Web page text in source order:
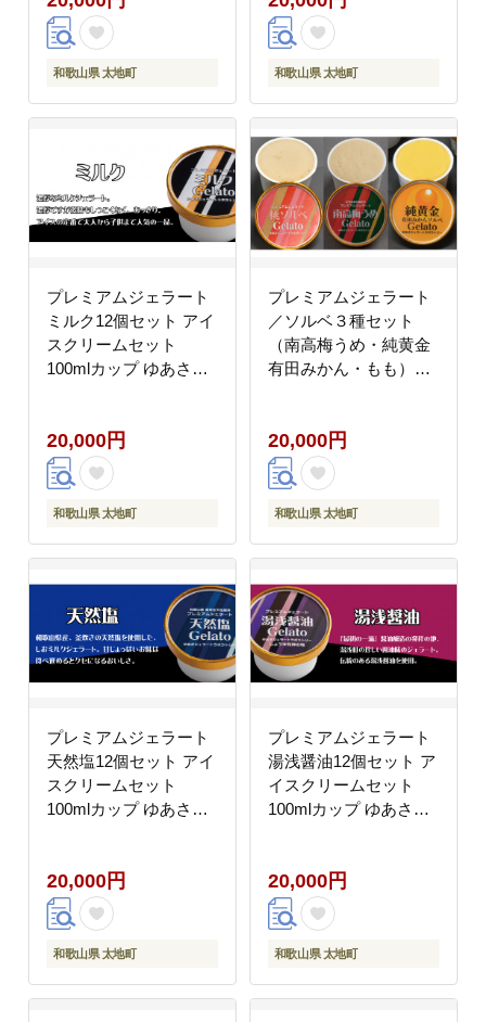
和歌山県 太地町
【ntbt702】
和歌山県 太地町
プレミアムジェラート
ミルク12個セット アイ
スクリームセット
100mlカップ ゆあさジ
20,000円
和歌山県 太地町
プレミアムジェラート
／ソルベ３種セット
（南高梅うめ・純黄金
有田みかん・もも）／
100ml／ゆあさジェラ
ートラボラトリー 紀伊
国屋文左衛門本舗
【ntbt704】
20,000円
和歌山県 太地町
プレミアムジェラート
天然塩12個セット アイ
スクリームセット
100mlカップ ゆあさジ
20,000円
和歌山県 太地町
プレミアムジェラート
湯浅醤油12個セット ア
イスクリームセット
100mlカップ ゆあさジ
20,000円
和歌山県 太地町